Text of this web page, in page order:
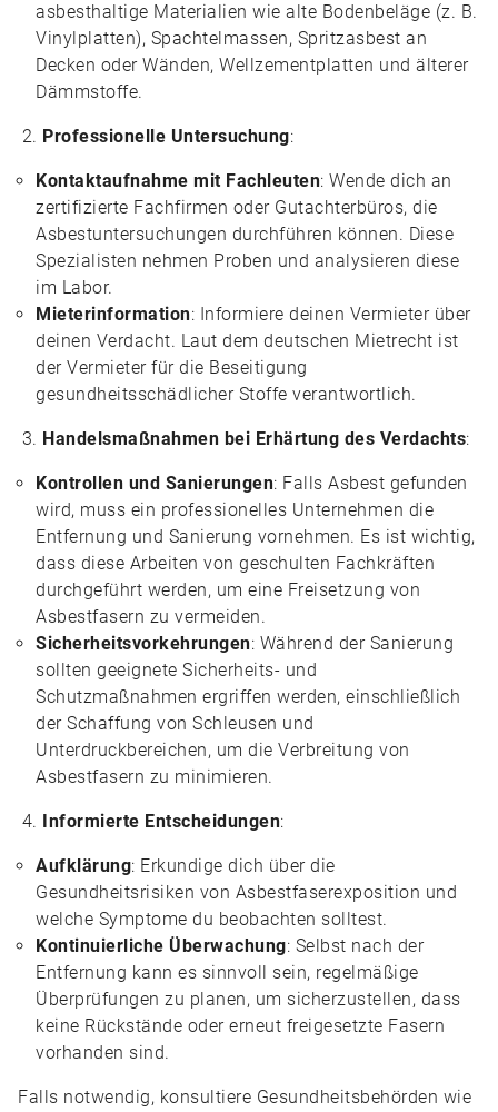
asbesthaltige Materialien wie alte Bodenbeläge (z. B.
Vinylplatten), Spachtelmassen, Spritzasbest an
Decken oder Wänden, Wellzementplatten und älterer
Dämmstoffe.
Professionelle Untersuchung:
Kontaktaufnahme mit Fachleuten: Wende dich an
zertifizierte Fachfirmen oder Gutachterbüros, die
Asbestuntersuchungen durchführen können. Diese
Spezialisten nehmen Proben und analysieren diese
im Labor.
Mieterinformation: Informiere deinen Vermieter über
deinen Verdacht. Laut dem deutschen Mietrecht ist
der Vermieter für die Beseitigung
gesundheitsschädlicher Stoffe verantwortlich.
Handelsmaßnahmen bei Erhärtung des Verdachts:
Kontrollen und Sanierungen: Falls Asbest gefunden
wird, muss ein professionelles Unternehmen die
Entfernung und Sanierung vornehmen. Es ist wichtig,
dass diese Arbeiten von geschulten Fachkräften
durchgeführt werden, um eine Freisetzung von
Asbestfasern zu vermeiden.
Sicherheitsvorkehrungen: Während der Sanierung
sollten geeignete Sicherheits- und
Schutzmaßnahmen ergriffen werden, einschließlich
der Schaffung von Schleusen und
Unterdruckbereichen, um die Verbreitung von
Asbestfasern zu minimieren.
Informierte Entscheidungen:
Aufklärung: Erkundige dich über die
Gesundheitsrisiken von Asbestfaserexposition und
welche Symptome du beobachten solltest.
Kontinuierliche Überwachung: Selbst nach der
Entfernung kann es sinnvoll sein, regelmäßige
Überprüfungen zu planen, um sicherzustellen, dass
keine Rückstände oder erneut freigesetzte Fasern
vorhanden sind.
Falls notwendig, konsultiere Gesundheitsbehörden wie